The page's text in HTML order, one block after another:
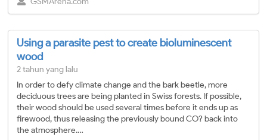
Using a parasite pest to create bioluminescent
wood
2 tahun yang lalu
In order to defy climate change and the bark beetle, more
deciduous trees are being planted in Swiss forests. If possible,
their wood should be used several times before it ends up as
firewood, thus releasing the previously bound CO? back into
the atmosphere.…